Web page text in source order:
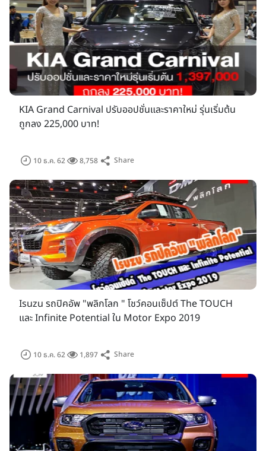
KIA Grand Carnival ปรับออปชั่นและราคาใหม่ รุ่นเริ่มต้น
ถูกลง 225,000 บาท!
10 ธ.ค. 62 8,758 Share
Isuzu รถปิคอัพ "พลิกโลก " โชว์คอนเซ็ปต์ The TOUCH
และ Infinite Potential ใน Motor Expo 2019
10 ธ.ค. 62 1,897 Share